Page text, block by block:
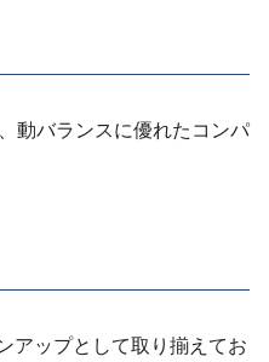
動バランスに優れたコンパ
アップとして取り揃えてお